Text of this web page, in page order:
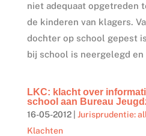
niet adequaat opgetreden
de kinderen van klagers.
dochter op school gepest
bij school is neergelegd en
LKC: klacht over
school aan Bureau
16-05-2012| Jurisprudentie:
Klachten